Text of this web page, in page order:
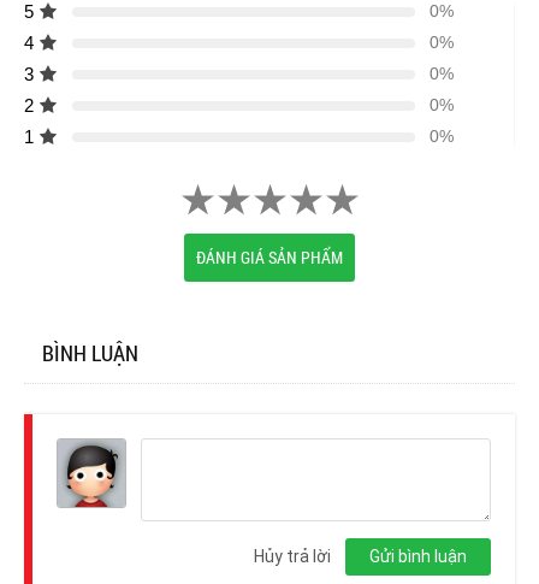
5 0%
4 0%
3 0%
2 0%
1 0%
ĐÁNH GIÁ SẢN PHẨM
BÌNH LUẬN
Gửi bình luận
Hủy trả lời